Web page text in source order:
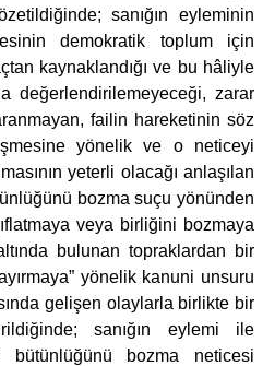
sanığın eyleminin
demokratik toplum için
kaynaklandığı ve bu hâliyle
değerlendirilemeyeceği, zarar
failin hareketinin söz
yönelik ve o neticeyi
yeterli olacağı anlaşılan
bozma suçu yönünden
veya birliğini bozmaya
bulunan topraklardan bir
yönelik kanuni unsuru
gelişen olaylarla birlikte bir
sanığın eylemi ile
bozma neticesi